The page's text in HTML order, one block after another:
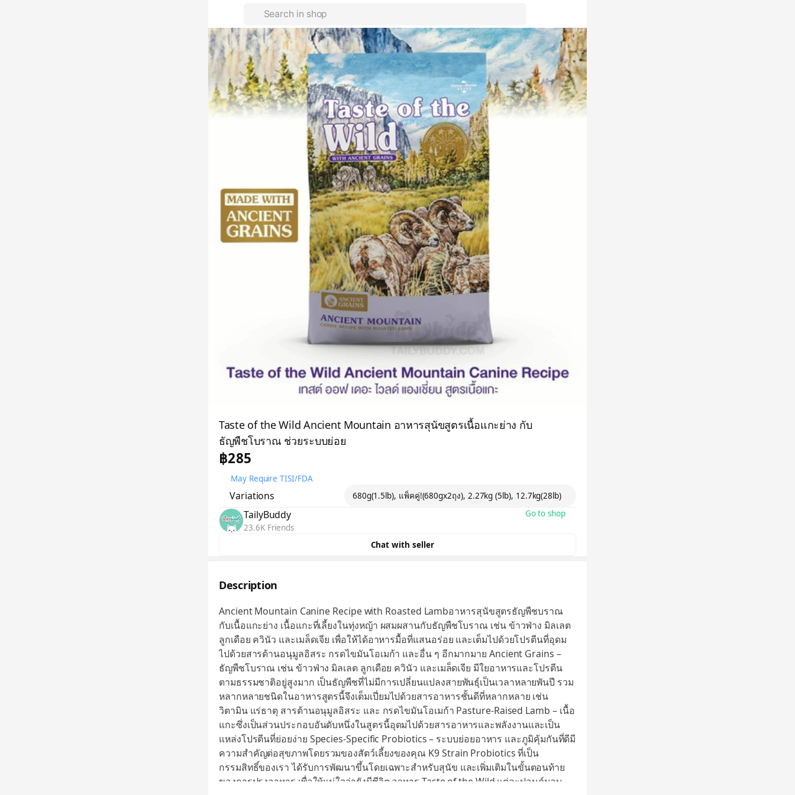
Taste of the Wild Ancient Mountain อาหารสุนัขสูตรเนื้อแกะย่าง กับ
ธัญพืชโบราณ ช่วยระบบย่อย
฿285
May Require TISI/FDA
Variations 680g(1.5lb), แพ็คคู่!(680gx2ถุง), 2.27kg (5lb), 12.7kg(28lb)
TailyBuddy
23.6K Friends
Go to shop
Chat with seller
Description
Ancient Mountain Canine Recipe with Roasted Lambอาหารสุนัขสูตรธัญพืชบราณ
กับเนื้อแกะย่าง เนื้อแกะที่เลี้ยงในทุ่งหญ้า ผสมผสานกับธัญพืชโบราณ เช่น ข้าวฟ่าง มิลเลต
ลูกเดือย ควินัว และเมล็ดเจีย เพื่อให้ได้อาหารมื้อที่แสนอร่อย และเต็มไปด้วยโปรตีนที่อุดม
ไปด้วยสารต้านอนุมูลอิสระ กรดไขมันโอเมก้า และอื่น ๆ อีกมากมาย Ancient Grains –
ธัญพืชโบราณ เช่น ข้าวฟ่าง มิลเลต ลูกเดือย ควินัว และเมล็ดเจีย มีใยอาหารและโปรตีน
ตามธรรมชาติอยู่สูงมาก เป็นธัญพืชที่ไม่มีการเปลี่ยนแปลงสายพันธุ์เป็นเวลาหลายพันปี รวม
หลากหลายชนิดในอาหารสูตรนี้จึงเต็มเปี่ยมไปด้วยสารอาหารชั้นดีที่หลากหลาย เช่น
วิตามิน แร่ธาตุ สารต้านอนุมูลอิสระ และ กรดไขมันโอเมก้า Pasture-Raised Lamb – เนื้อ
แกะซึ่งเป็นส่วนประกอบอันดับหนึ่งในสูตรนี้อุดมไปด้วยสารอาหารและพลังงานและเป็น
แหล่งโปรตีนที่ย่อยง่าย Species-Specific Probiotics – ระบบย่อยอาหาร และภูมิคุ้มกันที่ดีมี
ความสำคัญต่อสุขภาพโดยรวมของสัตว์เลี้ยงของคุณ K9 Strain Probiotics ที่เป็น
กรรมสิทธิ์ของเรา ได้รับการพัฒนาขึ้นโดยเฉพาะสำหรับสุนัข และเพิ่มเติมในขั้นตอนท้าย
ของการปรุงอาหาร เพื่อให้แน่ใจว่ายังมีชีวิต อาหาร Taste of the Wild แต่ละปอนด์มอบ